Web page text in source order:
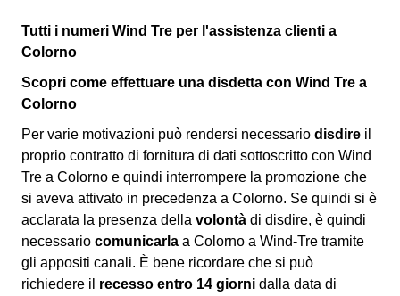
Tutti i numeri Wind Tre per l'assistenza clienti a
Colorno
Scopri come effettuare una disdetta con Wind Tre a
Colorno
Per varie motivazioni può rendersi necessario disdire il
proprio contratto di fornitura di dati sottoscritto con Wind
Tre a Colorno e quindi interrompere la promozione che
si aveva attivato in precedenza a Colorno. Se quindi si è
acclarata la presenza della volontà di disdire, è quindi
necessario comunicarla a Colorno a Wind-Tre tramite
gli appositi canali. È bene ricordare che si può
richiedere il recesso entro 14 giorni dalla data di